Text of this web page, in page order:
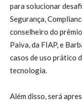
para solucionar
Segurança,
conselheiro do
Paiva, da FIAP, e
casos de uso prático
tecnologia.
Além disso, será